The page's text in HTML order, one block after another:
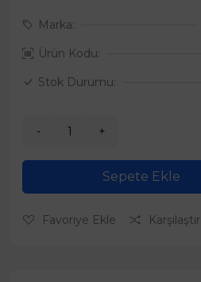
Marka:
Ürün Kodu:
Stok Durumu:
Sepete Ekle
Favoriye Ekle Karşılaştır